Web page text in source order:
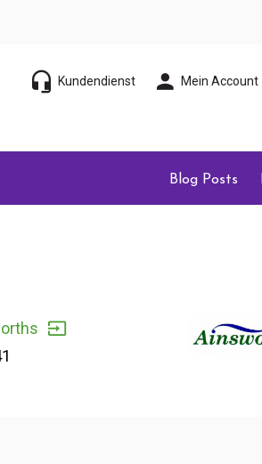
Kundendienst Mein Account
Blog Posts